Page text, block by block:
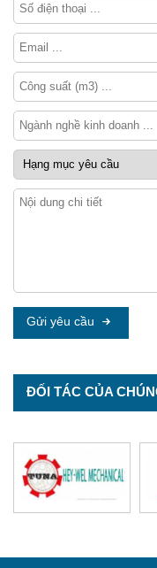
Module
Bể
Trong
đóng
Gửi yêu cầu
ĐỐI TÁC CỦA